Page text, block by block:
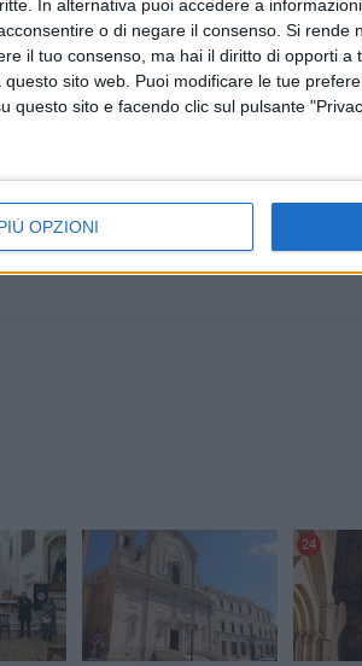
In alternativa puoi accedere a
o di negare il consenso. Si rende
il tuo consenso, ma hai il diritto di opporti
sito web. Puoi modificare le tue
questo sito e facendo clic sul pulsante
OPZIONI
monumentale di livello
dalle possibilità che la ricerca
un intervento manutentivo sulla
conoscere i risultati dell'indagine che
modo saremo in grado di pianificarne al
eventi di Barlettalife
24